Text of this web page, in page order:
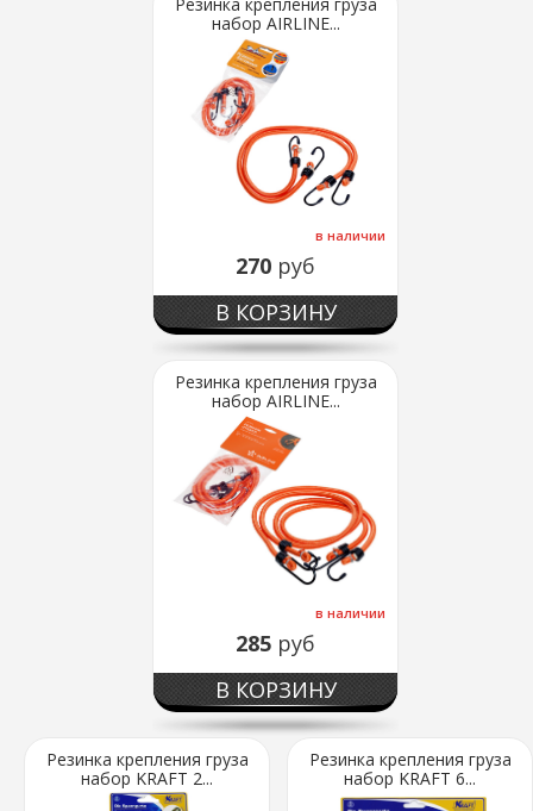
набор AIRLINE...
в наличии
270 руб
В КОРЗИНУ
Резинка крепления груза
набор AIRLINE...
в наличии
285 руб
В КОРЗИНУ
Резинка крепления груза
набор KRAFT 2...
Резинка крепления груза
набор KRAFT 6...